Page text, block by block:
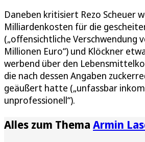
Daneben kritisiert Rezo Scheuer
Milliardenkosten für die
(„offensichtliche Verschwendung
Millionen Euro“) und Klöckner
werbend über den
die nach dessen Angaben
geäußert hatte („unfassbar
unprofessionell“).
Alles zum Thema Armin